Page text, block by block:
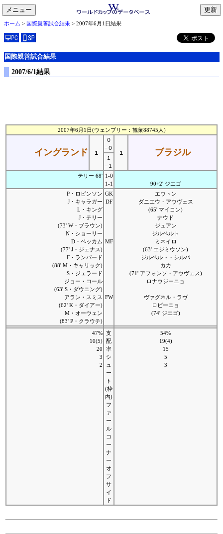
メニュー
toggle
navigation
ホーム > 国際親善試合結果 > 2007年6月1日結果
国際親善試合結果
2007/6/1結果
2007年6月1日(ウェンブリー：観衆88745人)
イングランド １
０
−０
１
ブラジル
１
−１
テリー 68' 1-0
1-1
90+2' ジエゴ
P・ロビンソン
J・キャラガー
L・キング
J・テリー
(73' W・ブラウン)
N・ショーリー
D・ベッカム
(77' J・ジェナス)
F・ランパード
(88' M・キャリック)
S・ジェラード
ジョー・コール
(63' S・ダウニング)
アラン・スミス
(62' K・ダイアー)
M・オーウェン
(83' P・クラウチ)
GK
DF
MF
FW
エウトン
ダニエウ・アウヴェス
(65' マイコン)
ナウド
ジュアン
ジルベルト
ミネイロ
(63' エジミウソン)
ジルベルト・シルバ
カカ
(71' アフォンソ・アウヴェス)
ロナウジーニョ
ヴァグネル・ラヴ
ロビーニョ
(74' ジエゴ)
47%
10(5)
20
3
2
支
配
率
シ
ュ
ー
ト
(枠
内)
フ
ァ
ー
ル
コ
ー
ナ
ー
オ
フ
サ
イ
ド
54%
19(4)
15
5
3